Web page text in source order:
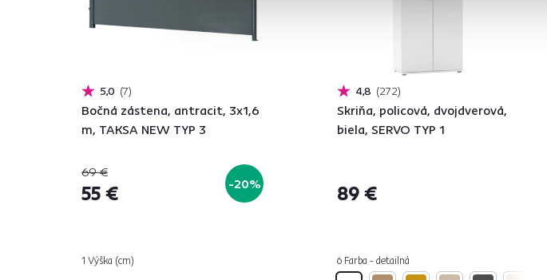
5,0 7
Bočná zástena, antracit, 3x1,6
m, TAKSA NEW TYP 3
69 €
55 € -20%
1 Výška (cm)
4,8 272
Skriňa, policová, dvojdverová,
biela, SERVO TYP 1
89 €
6 Farba - detailná